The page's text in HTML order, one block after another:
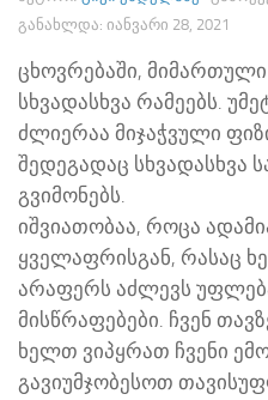
ᲒᲐᲜᲐᲮᲚᲓᲐ: ᲘᲐᲜᲕᲐᲠᲘ 28, 2021
ცხოვრებაში,
სხვადასხვა რამეებს.
ძლიერაა მიჯაჭვული
შედეგადაც სხვადასხვა
გვიმონებს.
იშვიათობაა, როცა
ყველაფრისგან, რასაც
არაფერს აძლევს
მისწრაფებები. ჩვენ
ხელთ ვიპყრათ ჩვენი
გავიუმჯობესოთ